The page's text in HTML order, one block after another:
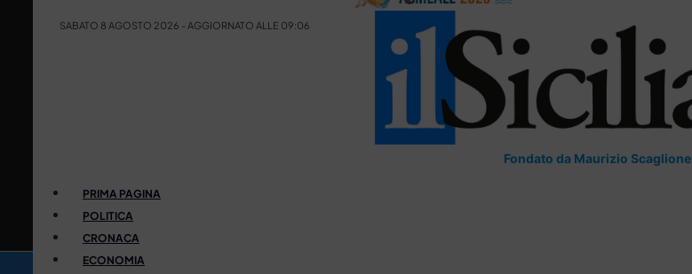
SABATO 8 AGOSTO 2026 - AGGIORNATO ALLE 09:06
Fondato da Maurizio Scaglione
PRIMA PAGINA
POLITICA
CRONACA
ECONOMIA